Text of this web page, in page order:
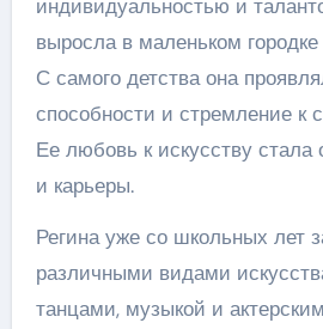
индивидуальностью и
выросла в маленьком
С самого детства она
способности и стремление к
Ее любовь к искусству стала
и карьеры.
Регина уже со школьных лет
различными видами
танцами, музыкой и